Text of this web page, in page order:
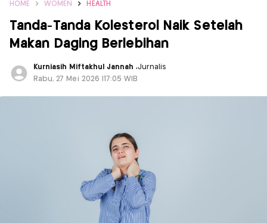
HOME WOMEN HEALTH
Tanda-Tanda Kolesterol Naik Setelah
Makan Daging Berlebihan
Kurniasih Miftakhul Jannah,Jurnalis
Rabu, 27 Mei 2026 |17:05 WIB